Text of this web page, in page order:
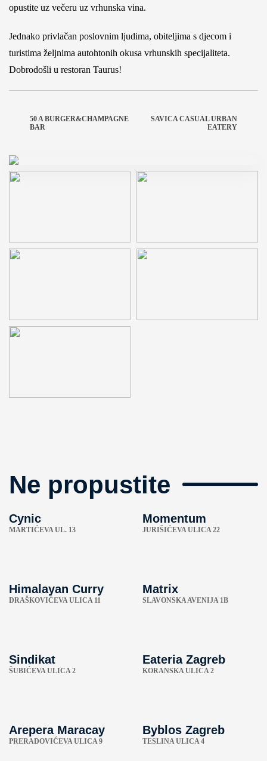
opustite uz večeru uz vrhunska vina.
Jednako privlačan poslovnim ljudima, obiteljima s djecom i
turistima željnima autohtonih okusa vrhunskih specijaliteta.
Dobrodošli u restoran Taurus!
50 A BURGER&CHAMPAGNE
BAR
SAVICA CASUAL URBAN
EATERY
Ne propustite
Cynic
MARTIĆEVA UL. 13
Momentum
JURIŠIĆEVA ULICA 22
Himalayan Curry
DRAŠKOVIĆEVA ULICA 11
Matrix
SLAVONSKA AVENIJA 1B
Sindikat
ŠUBIĆEVA ULICA 2
Eateria Zagreb
KORANSKA ULICA 2
Arepera Maracay
PRERADOVIĆEVA ULICA 9
Byblos Zagreb
TESLINA ULICA 4